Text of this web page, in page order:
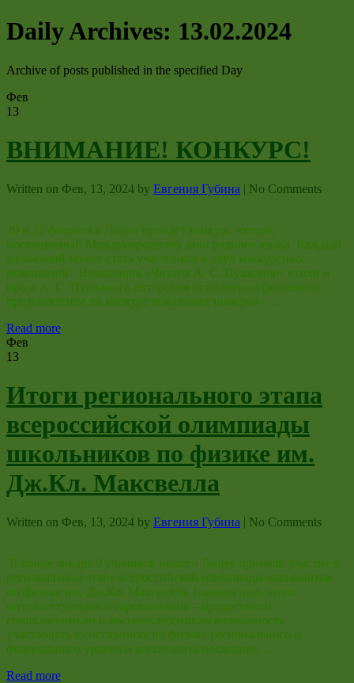
Daily Archives: 13.02.2024
Archive of posts published in the specified Day
Фев
13
ВНИМАНИЕ! КОНКУРС!
Written on Фев, 13, 2024 by Евгения Губина | No Comments
20 и 21 февраля в Лицее пройдёт конкурс чтецов,
посвященный Международному дню родного языка Каждый
желающий может стать участников в двух конкурсных
номинаций: Номинация «Читаем А. С. Пушкина»: стихи и
проза А. С. Пушкина в авторском исполнении (возможно
представление на конкурс вокальных номеров –…
Read more
Фев
13
Итоги регионального этапа
всероссийской олимпиады
школьников по физике им.
Дж.Кл. Максвелла
Written on Фев, 13, 2024 by Евгения Губина | No Comments
В конце января 9 учеников нашего Лицея приняли участие в
региональном этапе всероссийской олимпиады школьников
по физике им. Дж.Кл. Максвелла. Главная цель этого
интеллектуального соревнования – предоставить
семиклассникам и восьмиклассникам возможность
участвовать в состязаниях по физике регионального и
федерального уровня и восполнить последние…
Read more